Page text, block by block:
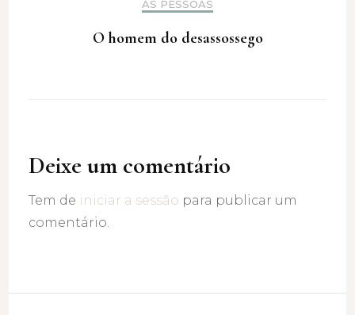
AS PESSOAS
O homem do desassossego
Deixe um comentário
Tem de iniciar a sessão para publicar um
comentário.